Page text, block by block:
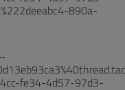
890a-
fe34-4d57-97d3-